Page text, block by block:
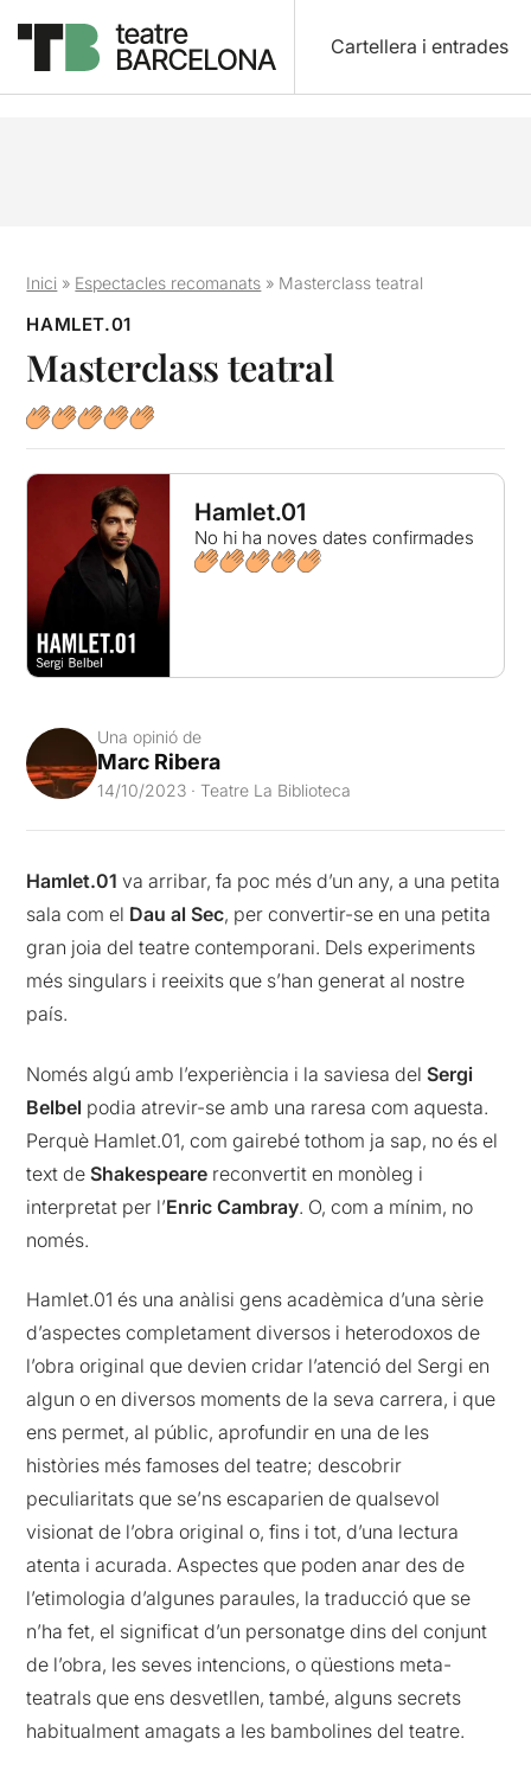
Cartellera i entrades
Inici » Espectacles recomanats » Masterclass teatral
HAMLET.01
Masterclass teatral
Hamlet.01
No hi ha noves dates confirmades
Una opinió de
Marc Ribera
14/10/2023 · Teatre La Biblioteca
Hamlet.01 va arribar, fa poc més d’un any, a una petita
sala com el Dau al Sec, per convertir-se en una petita
gran joia del teatre contemporani. Dels experiments
més singulars i reeixits que s’han generat al nostre
país.
Només algú amb l’experiència i la saviesa delSergi
Belbel podia atrevir-se amb una raresa com aquesta.
Perquè Hamlet.01, com gairebé tothom ja sap, no és el
text deShakespeare reconvertit en monòleg i
interpretat per l’Enric Cambray. O, com a mínim, no
només.
Hamlet.01 és una anàlisi gens acadèmica d’una sèrie
d’aspectes completament diversos i heterodoxos de
l’obra original que devien cridar l’atenció del Sergi en
algun o en diversos moments de la seva carrera, i que
ens permet, al públic, aprofundir en una de les
històries més famoses del teatre; descobrir
peculiaritats que se’ns escaparien de qualsevol
visionat de l’obra original o, fins i tot, d’una lectura
atenta i acurada. Aspectes que poden anar des de
l’etimologia d’algunes paraules, la traducció que se
n’ha fet, el significat d’un personatge dins del conjunt
de l’obra, les seves intencions, o qüestions meta-
teatrals que ens desvetllen, també, alguns secrets
habitualment amagats a les bambolines del teatre.